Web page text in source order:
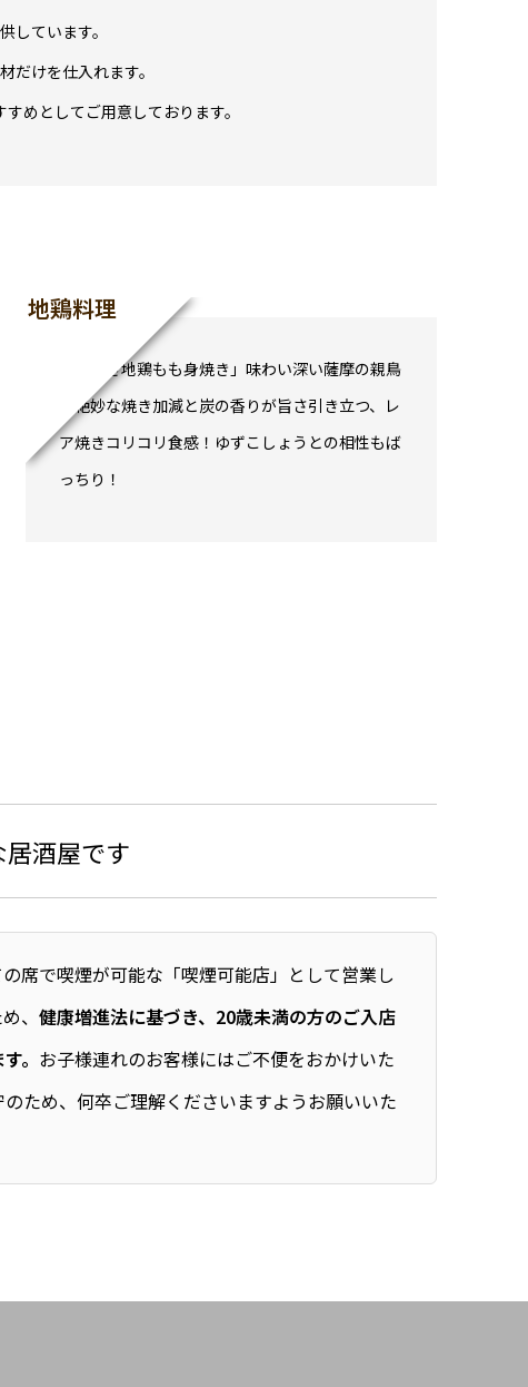
しています。
けを仕入れます。
めとしてご用意しております。
地鶏料理
「朝引き地鶏もも身焼き」味わい深い薩摩の親鳥
を絶妙な焼き加減と炭の香りが旨さ引き立つ、レ
ア焼きコリコリ食感！ゆずこしょうとの相性もば
っちり！
酒屋です
席で喫煙が可能な「喫煙可能店」として営業し
、 健康増進法に基づき、20歳未満の方のご入店
。 お子様連れのお客様にはご不便をおかけいた
ため、何卒ご理解くださいますようお願いいた